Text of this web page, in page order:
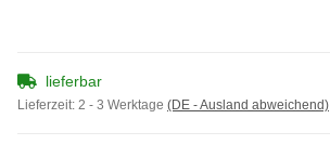
lieferbar
Lieferzeit: 2 - 3 Werktage (DE - Ausland abweichend)